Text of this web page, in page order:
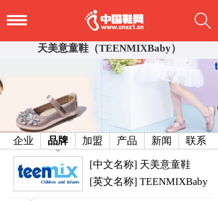
天美意童鞋（TEENMIXBaby）
企业 品牌 加盟 产品 新闻 联系
[中文名称] 天美意童鞋
[英文名称] TEENMIXBaby